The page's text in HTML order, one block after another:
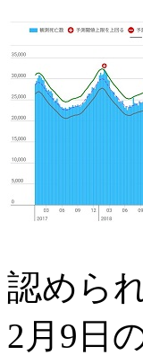
認めら
2月9日